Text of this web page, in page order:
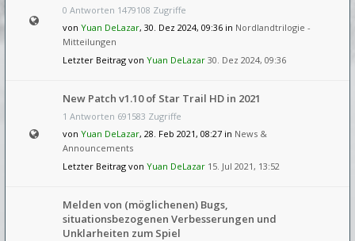
0 Antworten 1479108 Zugriffe
von Yuan DeLazar, 30. Dez 2024, 09:36 in Nordlandtrilogie -
Mitteilungen
Letzter Beitrag von Yuan DeLazar 30. Dez 2024, 09:36
New Patch v1.10 of Star Trail HD in 2021
1 Antworten 691583 Zugriffe
von Yuan DeLazar, 28. Feb 2021, 08:27 in News &
Announcements
Letzter Beitrag von Yuan DeLazar 15. Jul 2021, 13:52
Melden von (möglichenen) Bugs,
situationsbezogenen Verbesserungen und
Unklarheiten zum Spiel